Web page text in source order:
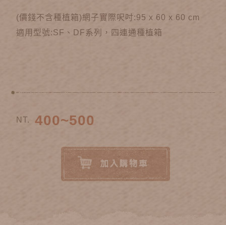
(價錢不含種植箱)網子實際呎吋:95 x 60 x 60 cm
適用型號:SF、DF系列，四連通種植箱
NT. 400~500